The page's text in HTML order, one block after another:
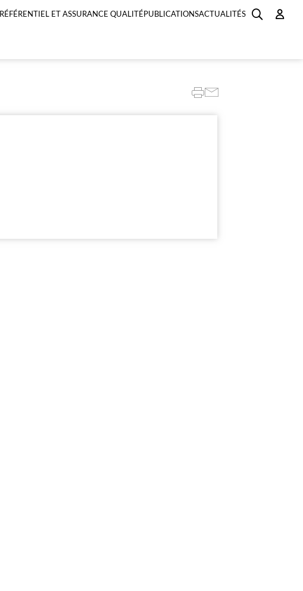
RÉFÉRENTIEL ET ASSURANCE QUALITÉ PUBLICATIONSACTUALITÉS